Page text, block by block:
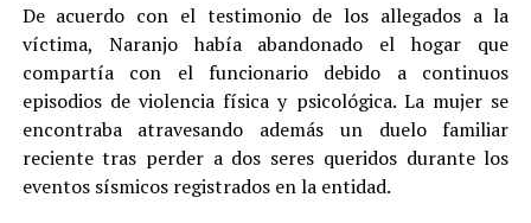
De acuerdo con el testimonio de los allegados a la
víctima, Naranjo había abandonado el hogar que
compartía con el funcionario debido a continuos
episodios de violencia física y psicológica. La mujer se
encontraba atravesando además un duelo familiar
reciente tras perder a dos seres queridos durante los
eventos sísmicos registrados en la entidad.